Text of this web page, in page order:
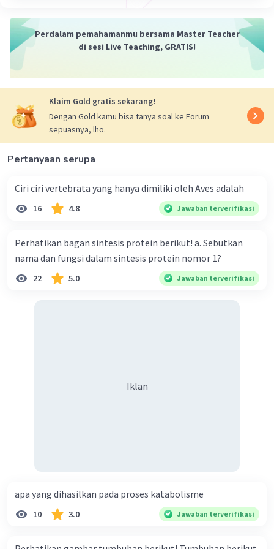
Perdalam pemahamanmu bersama Master Teacher
di sesi Live Teaching, GRATIS!
Klaim Gold gratis sekarang!
Dengan Gold kamu bisa tanya soal ke Forum
sepuasnya, lho.
Pertanyaan serupa
Ciri ciri vertebrata yang hanya dimiliki oleh Aves adalah
16 4.8 Jawaban terverifikasi
Perhatikan bagan sintesis protein berikut! a. Sebutkan
nama dan fungsi dalam sintesis protein nomor 1?
22 5.0 Jawaban terverifikasi
Iklan
apa yang dihasilkan pada proses katabolisme
10 3.0 Jawaban terverifikasi